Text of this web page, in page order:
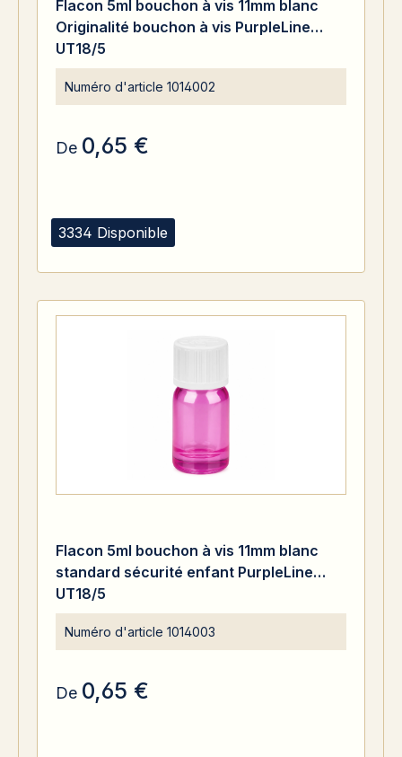
3334 Disponible
Flacon 5ml bouchon à vis 11mm blanc
Originalité bouchon à vis PurpleLine
UT18/5
Numéro d'article 1014002
De 0,65 €
Flacon 5ml bouchon à vis 11mm blanc
standard sécurité enfant PurpleLine
UT18/5
Numéro d'article 1014003
De 0,65 €